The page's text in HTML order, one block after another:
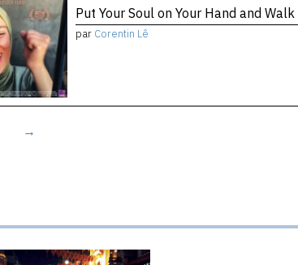
Put Your Soul on Your Hand and Walk
par Corentin Lê
→